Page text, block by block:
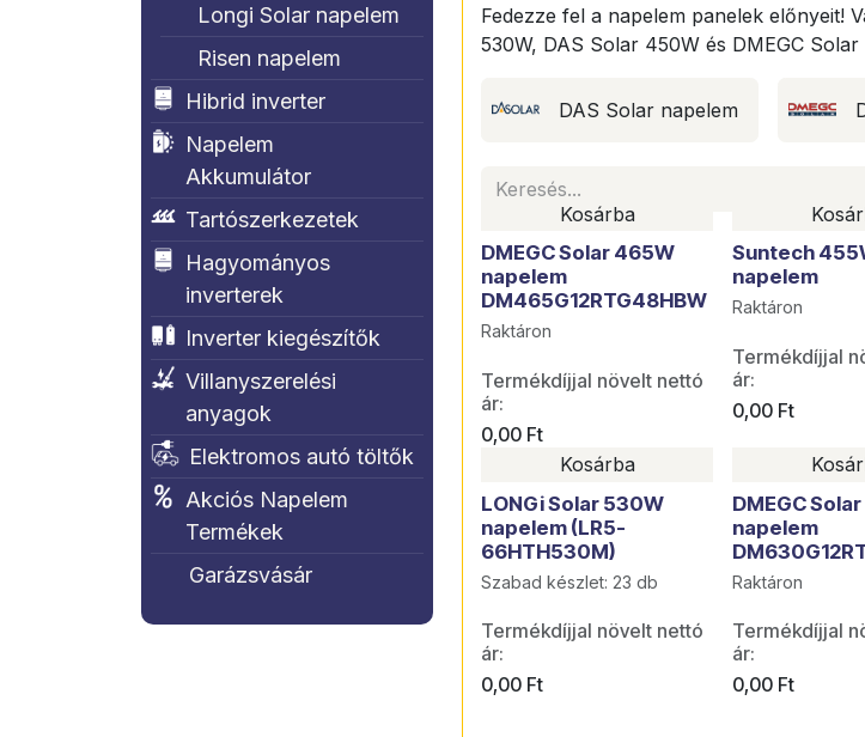
Longi Solar napelem
Risen napelem
Hibrid inverter
Napelem
Akkumulátor
Tartószerkezetek
Hagyományos
inverterek
Inverter kiegészítők
Villanyszerelési
anyagok
Elektromos autó töltők
Akciós Napelem
Termékek
Garázsvásár
Fedezze fel a napelem panelek előnyeit!
530W, DAS Solar 450W és DMEGC
DAS Solar napelem
Új
DMEGC Solar 465W
napelem
DM465G12RTG48HBW
Raktáron
Kosárba
Termékdíjjal növelt nettó
ár:
0,00 Ft
RAKLAPOS AKCIÓ
Suntech
napelem
Raktáron
Termékdíjjal
ár:
0,00 Ft
LONGi Solar 530W
napelem (LR5-
66HTH530M)
Szabad készlet: 23 db
Kosárba
Termékdíjjal növelt nettó
ár:
0,00 Ft
DMEGC
napelem
Raktáron
Termékdíjjal
ár:
0,00 Ft